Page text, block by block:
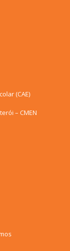
(CAE)
– CMEN